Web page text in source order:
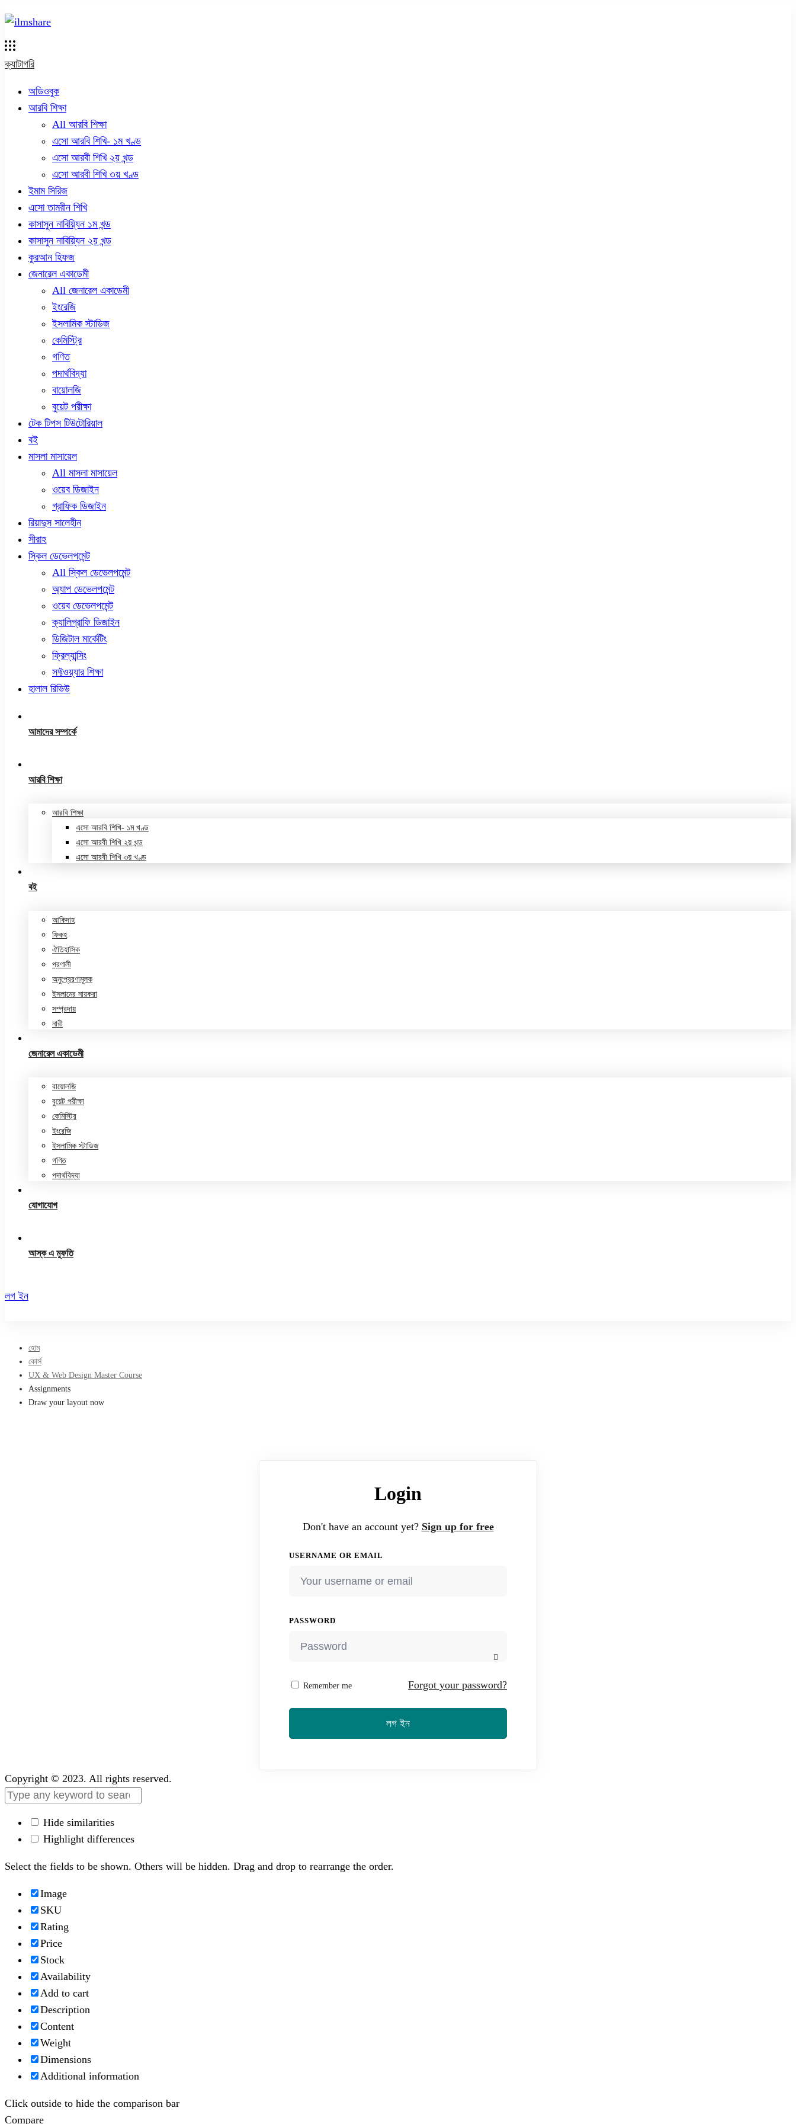
ক্যাটাগরি
অডিওবুক
আরবি শিক্ষা
All আরবি শিক্ষা
এসো আরবি শিখি- ১ম খণ্ড
এসো আরবী শিখি ২য় খন্ড
এসো আরবী শিখি ৩য় খণ্ড
ইমাম সিরিজ
এসো তামরীন শিখি
কাসাসুন নাবিয়্যিন ১ম খন্ড
কাসাসুন নাবিয়্যিন ২য় খন্ড
কুরআন হিফজ
জেনারেল একাডেমী
All জেনারেল একাডেমী
ইংরেজি
ইসলামিক স্টাডিজ
কেমিস্ট্রি
গণিত
পদার্থবিদ্যা
বায়োলজি
বুয়েট পরীক্ষা
টেক টিপস টিউটোরিয়াল
বই
মাসলা মাসায়েল
All মাসলা মাসায়েল
ওয়েব ডিজাইন
গ্রাফিক ডিজাইন
রিয়াদুস সালেহীন
সীরাহ
স্কিল ডেভেলপমেন্ট
All স্কিল ডেভেলপমেন্ট
অ্যাপ ডেভেলপমেন্ট
ওয়েব ডেভেলপমেন্ট
ক্যালিগ্রাফি ডিজাইন
ডিজিটাল মার্কেটিং
ফ্রিল্যান্সিং
সফ্টওয়্যার শিক্ষা
হালাল রিভিউ
আমাদের সম্পর্কে
আরবি শিক্ষা
আরবি শিক্ষা
এসো আরবি শিখি- ১ম খণ্ড
এসো আরবী শিখি ২য় খন্ড
এসো আরবী শিখি ৩য় খণ্ড
বই
আকিদাহ
ফিকহ
ঐতিহাসিক
প্রণালী
অনুপ্রেরণামূলক
ইসলামের নায়করা
সম্প্রদায়
নারী
জেনারেল একাডেমী
বায়োলজি
বুয়েট পরীক্ষা
কেমিস্ট্রি
ইংরেজি
ইসলামিক স্টাডিজ
গণিত
পদার্থবিদ্যা
যোগাযোগ
আস্ক এ মুফতি
লগ ইন
হোম
কোর্স
UX & Web Design Master Course
Assignments
Draw your layout now
Login
Don't have an account yet? Sign up for free
USERNAME OR EMAIL
PASSWORD
Remember me Forgot your password?
লগ ইন
Copyright © 2023. All rights reserved.
Hide similarities
Highlight differences
Select the fields to be shown. Others will be hidden. Drag and drop to rearrange the order.
Image
SKU
Rating
Price
Stock
Availability
Add to cart
Description
Content
Weight
Dimensions
Additional information
Click outside to hide the comparison bar
Compare